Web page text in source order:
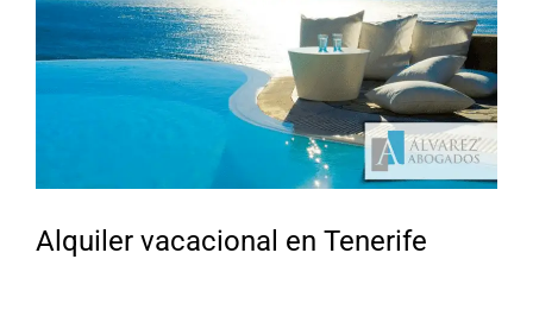
Alquiler vacacional en Tenerife